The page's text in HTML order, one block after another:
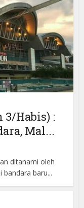
3/Habis) :
Mal...
ditanami oleh
baru...